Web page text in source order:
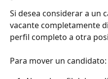
Si desea considerar a un
vacante completamente
perfil completo a otra
Para mover un candidato: